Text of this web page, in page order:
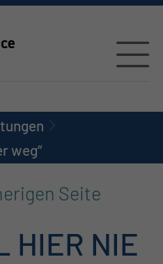
weg“
Seite
HIER NIE